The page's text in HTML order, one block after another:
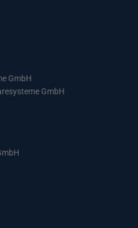
GmbH
GmbH